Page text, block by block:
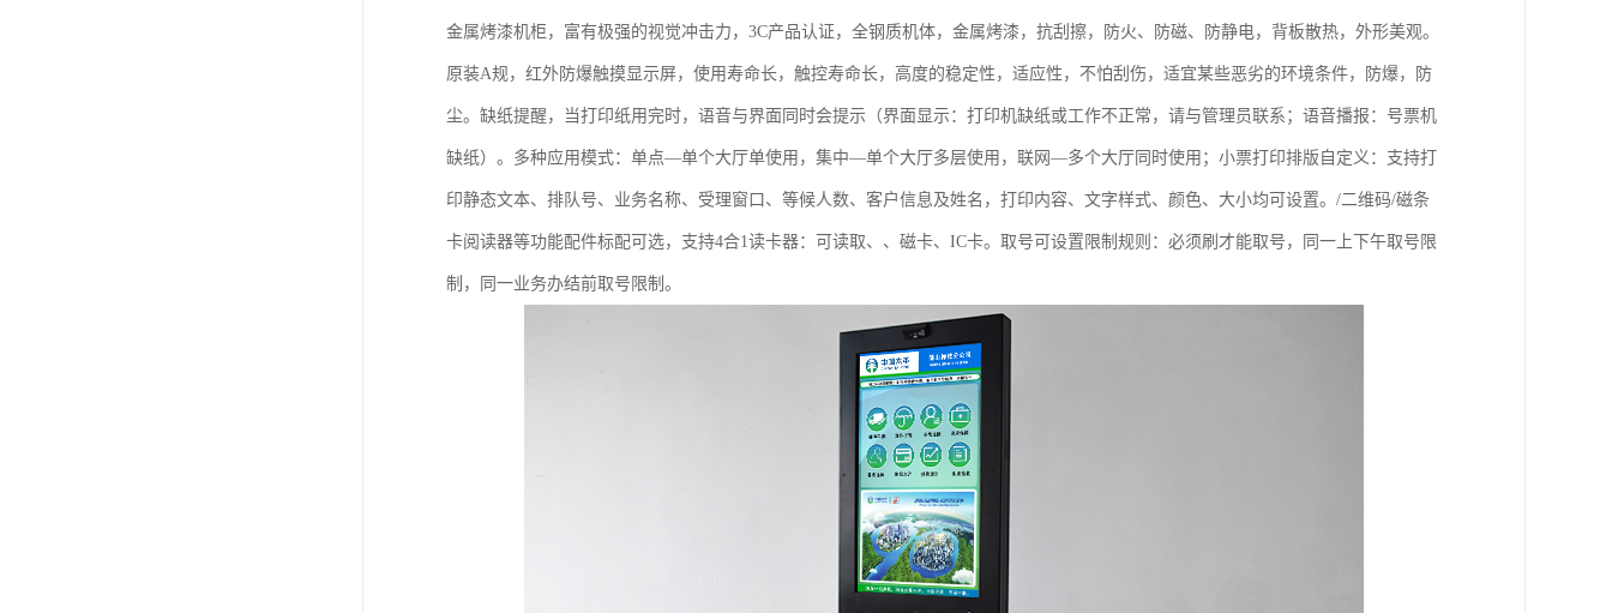
金属烤漆机柜，富有极强的视觉冲击力，3C产品认证，全钢质机体，金属烤漆，抗刮擦，防火、防磁、防静电，背板散热，外形美观。
原装A规，红外防爆触摸显示屏，使用寿命长，触控寿命长，高度的稳定性，适应性，不怕刮伤，适宜某些恶劣的环境条件，防爆，防
尘。缺纸提醒，当打印纸用完时，语音与界面同时会提示（界面显示：打印机缺纸或工作不正常，请与管理员联系；语音播报：号票机
缺纸）。多种应用模式：单点—单个大厅单使用，集中—单个大厅多层使用，联网—多个大厅同时使用；小票打印排版自定义：支持打
印静态文本、排队号、业务名称、受理窗口、等候人数、客户信息及姓名，打印内容、文字样式、颜色、大小均可设置。/二维码/磁条
卡阅读器等功能配件标配可选，支持4合1读卡器：可读取、、磁卡、IC卡。取号可设置限制规则：必须刷才能取号，同一上下午取号限
制，同一业务办结前取号限制。